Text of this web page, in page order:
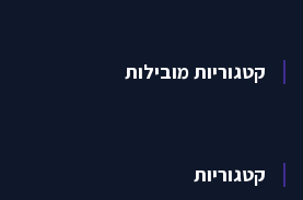
קטגוריות מובילות
קטגוריות